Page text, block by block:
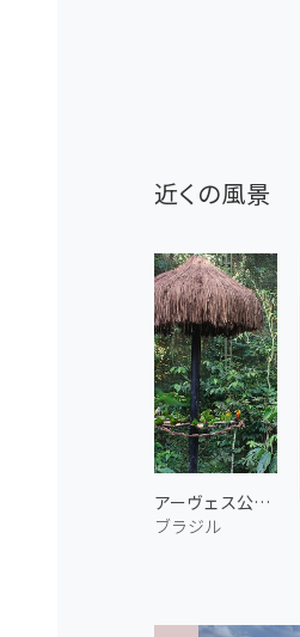
近くの風景
アーヴェス公園の鳥 2
ブラジル